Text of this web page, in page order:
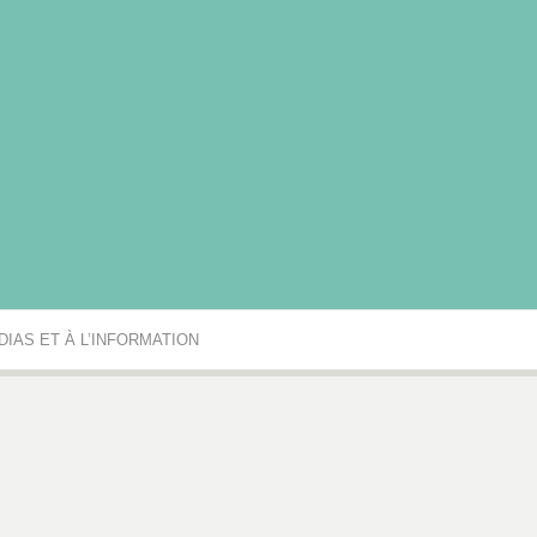
Franche-Comté
ET À L’INFORMATION